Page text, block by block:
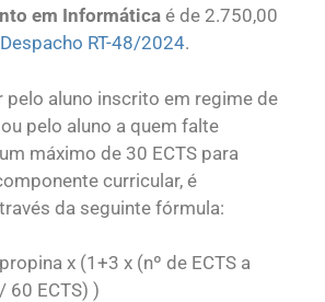
em Informática é de 2.750,00
Despacho RT-48/2024.
pelo aluno inscrito em regime de
pelo aluno a quem falte
máximo de 30 ECTS para
curricular, é
da seguinte fórmula:
x (1+3 x (nº de ECTS a
60 ECTS) )